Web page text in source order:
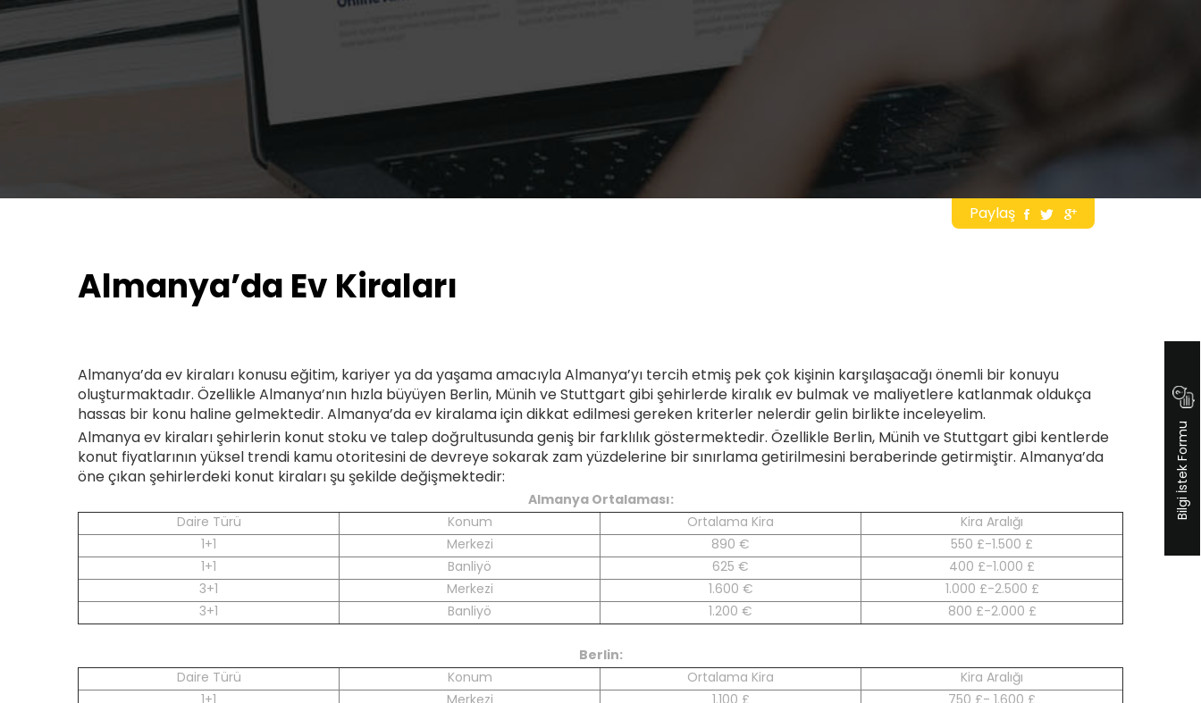
Paylaş
Almanya’da Ev Kiraları
Almanya’da ev kiraları konusu eğitim, kariyer ya da yaşama amacıyla Almanya’yı tercih etmiş pek çok kişinin karşılaşacağı önemli bir konuyu
oluşturmaktadır. Özellikle Almanya’nın hızla büyüyen Berlin, Münih ve Stuttgart gibi şehirlerde kiralık ev bulmak ve maliyetlere katlanmak oldukça
hassas bir konu haline gelmektedir. Almanya’da ev kiralama için dikkat edilmesi gereken kriterler nelerdir gelin birlikte inceleyelim.
Almanya ev kiraları şehirlerin konut stoku ve talep doğrultusunda geniş bir farklılık göstermektedir. Özellikle Berlin, Münih ve Stuttgart gibi kentlerde
konut fiyatlarının yüksel trendi kamu otoritesini de devreye sokarak zam yüzdelerine bir sınırlama getirilmesini beraberinde getirmiştir. Almanya’da
öne çıkan şehirlerdeki konut kiraları şu şekilde değişmektedir:
Almanya Ortalaması:
Daire Türü
Konum Ortalama Kira
Kira Aralığı
1+1
Merkezi 890 €
550 £-1.500 £
1+1
Banliyö 625 €
400 £-1.000 £
3+1
Merkezi 1.600 €
1.000 £-2.500 £
3+1
Banliyö 1.200 € 800 £-2.000 £
Berlin:
Daire Türü
Konum Ortalama Kira
Kira Aralığı
Bilgi İstek Formu